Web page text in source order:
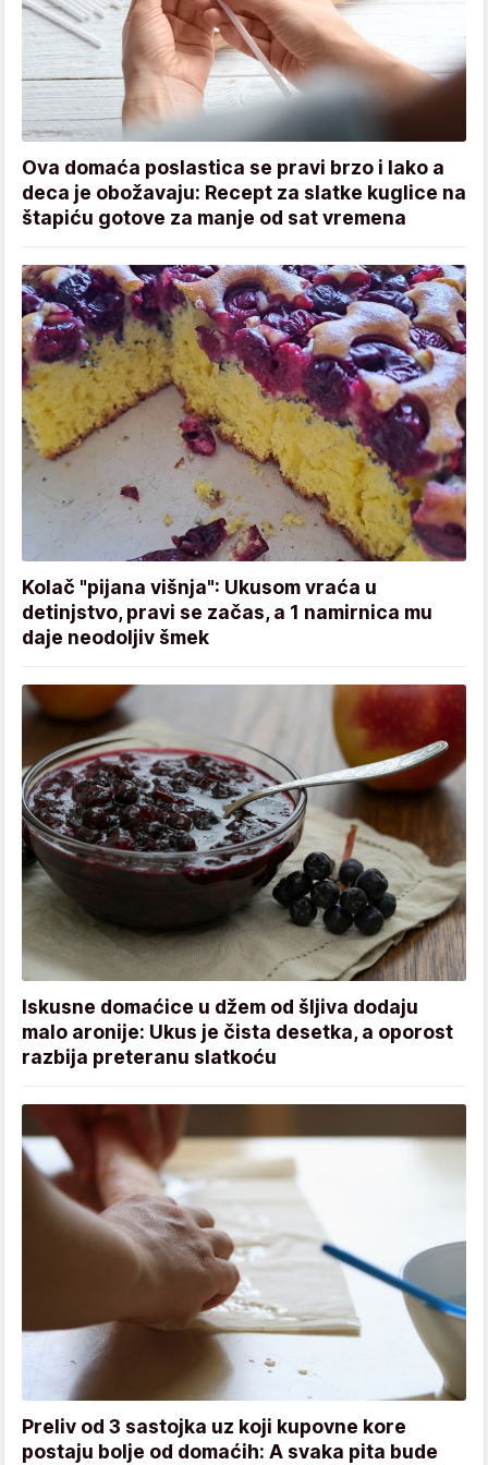
Ova domaća poslastica se pravi brzo i lako a
deca je obožavaju: Recept za slatke kuglice na
štapiću gotove za manje od sat vremena
Kolač "pijana višnja": Ukusom vraća u
detinjstvo, pravi se začas, a 1 namirnica mu
daje neodoljiv šmek
Iskusne domaćice u džem od šljiva dodaju
malo aronije: Ukus je čista desetka, a oporost
razbija preteranu slatkoću
Preliv od 3 sastojka uz koji kupovne kore
postaju bolje od domaćih: A svaka pita bude